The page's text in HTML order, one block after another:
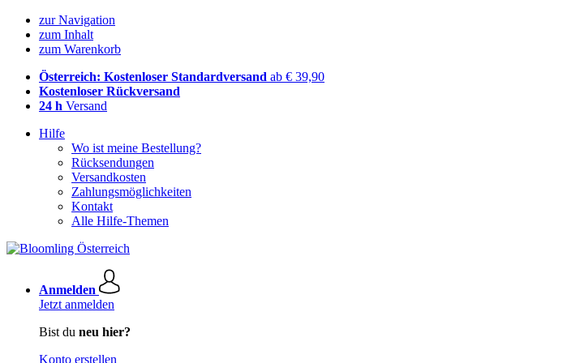
zur Navigation
zum Inhalt
zum Warenkorb
Österreich: Kostenloser Standardversand ab € 39,90
Kostenloser Rückversand
24 h Versand
Hilfe
Wo ist meine Bestellung?
Rücksendungen
Versandkosten
Zahlungsmöglichkeiten
Kontakt
Alle Hilfe-Themen
Anmelden
Jetzt anmelden
Bist du neu hier?
Konto erstellen